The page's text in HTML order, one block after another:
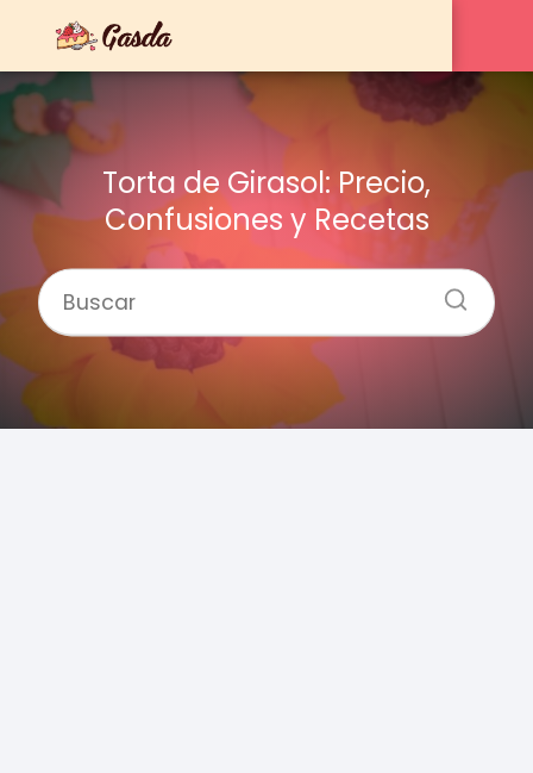
Torta de Girasol: Precio,
Confusiones y Recetas